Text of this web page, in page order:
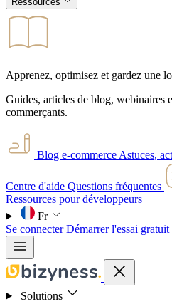
Apprenez, optimisez et gardez une
Guides, articles de blog, webinaires
commerçants.
Blog e-commerce Astuces,
Centre d'aide Questions fréquentes
Ressources pour développeurs
Fr
Se connecter Démarrer l'essai gratuit
Solutions